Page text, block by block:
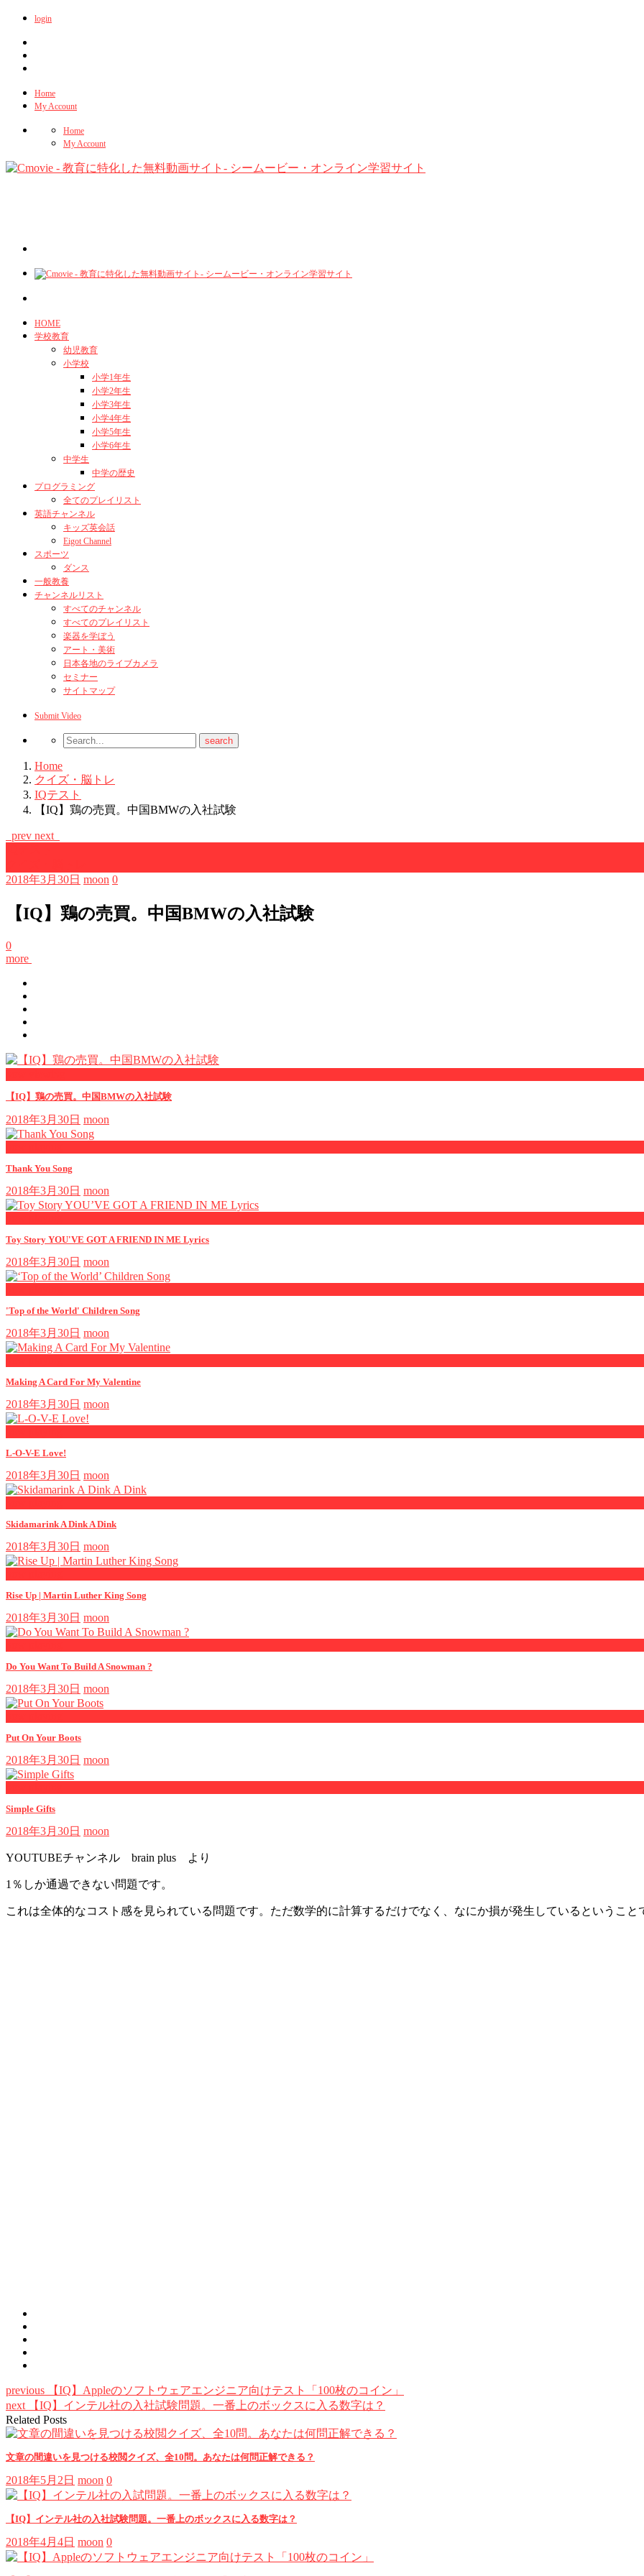
login
Home
My Account
Home
My Account
HOME
学校教育
幼児教育
小学校
小学1年生
小学2年生
小学3年生
小学4年生
小学5年生
小学6年生
中学生
中学の歴史
プログラミング
全てのプレイリスト
英語チャンネル
キッズ英会話
Eigot Channel
スポーツ
ダンス
一般教養
チャンネルリスト
すべてのチャンネル
すべてのプレイリスト
楽器を学ぼう
アート・美術
日本各地のライブカメラ
セミナー
サイトマップ
Submit Video
Home
クイズ・脳トレ
IQテスト
【IQ】鶏の売買。中国BMWの入社試験
prev next
2018年3月30日 moon 0
【IQ】鶏の売買。中国BMWの入社試験
0
more
【IQ】鶏の売買。中国BMWの入社試験
2018年3月30日 moon
Thank You Song
2018年3月30日 moon
Toy Story YOU'VE GOT A FRIEND IN ME Lyrics
2018年3月30日 moon
'Top of the World' Children Song
2018年3月30日 moon
Making A Card For My Valentine
2018年3月30日 moon
L-O-V-E Love!
2018年3月30日 moon
Skidamarink A Dink A Dink
2018年3月30日 moon
Rise Up | Martin Luther King Song
2018年3月30日 moon
Do You Want To Build A Snowman ?
2018年3月30日 moon
Put On Your Boots
2018年3月30日 moon
Simple Gifts
2018年3月30日 moon
YOUTUBEチャンネル brain plus より
1％しか通過できない問題です。
これは全体的なコスト感を見られている問題です。ただ数学的に計算するだけでなく、なにか損が発生しているということ
previous 【IQ】Appleのソフトウェアエンジニア向けテスト「100枚のコイン」
next 【IQ】インテル社の入社試験問題。一番上のボックスに入る数字は？
Related Posts
文章の間違いを見つける校閲クイズ、全10問。あなたは何問正解できる？
2018年5月2日 moon 0
【IQ】インテル社の入社試験問題。一番上のボックスに入る数字は？
2018年4月4日 moon 0